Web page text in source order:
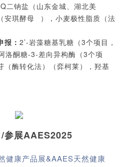
二钠盐（山东金城、湖北美
安琪酵母
），小麦极性脂质（法
报： 2’-岩藻糖基乳糖（3个项目，
洛酮糖-3-差向异构酶（3个项
（酶转化法）（弈柯莱），羟基
参展AAES2025
健康产品展&AAES天然健康